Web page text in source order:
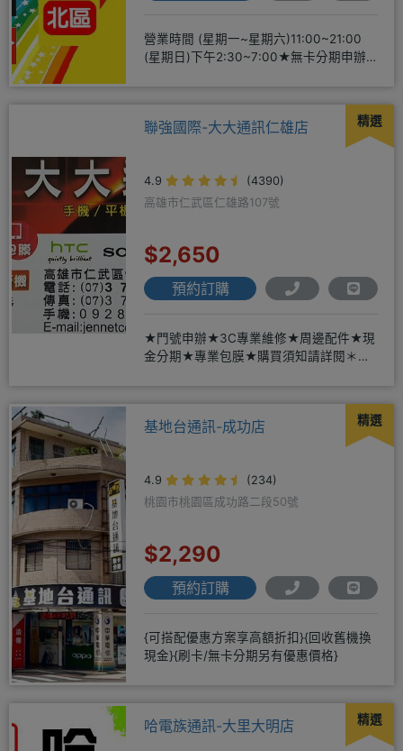
營業時間 (星期一~星期六)11:00~21:00
(星期日)下午2:30~7:00★無卡分期申辦
精選
聯強國際-大大通訊仁雄店
4.9
(4390)
高雄市仁武區仁雄路107號
$2,650
預約訂購
★門號申辦★3C專業維修★周邊配件★現
金分期★專業包膜★購買須知請詳閱＊來
精選
基地台通訊-成功店
4.9
(234)
桃園市桃園區成功路二段50號
$2,290
預約訂購
{可搭配優惠方案享高額折扣}{回收舊機換
現金}{刷卡/無卡分期另有優惠價格}
精選
哈電族通訊-大里大明店